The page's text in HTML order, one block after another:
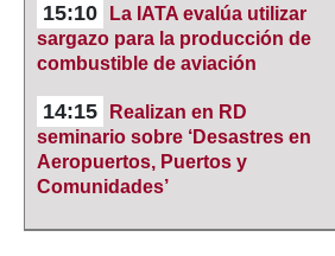
15:10
La IATA evalúa utilizar
sargazo para la producción de
combustible de aviación
14:15
Realizan en RD
seminario sobre ‘Desastres en
Aeropuertos, Puertos y
Comunidades’